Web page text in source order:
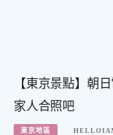
【東京景點】朝
家人合照吧
東京地區